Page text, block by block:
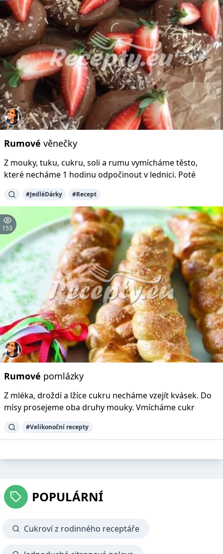
Rumové věnečky
Z mouky, tuku, cukru, soli a rumu vymícháme těsto,
které necháme 1 hodinu odpočinout v lednici. Poté
#JedléDárky #Recept
153
Rumové pomlázky
Z mléka, droždí a lžíce cukru necháme vzejít kvásek. Do
mísy prosejeme oba druhy mouky. Vmícháme cukr
#Velikonoční recepty
POPULÁRNÍ
Cukroví z rodinného receptáře